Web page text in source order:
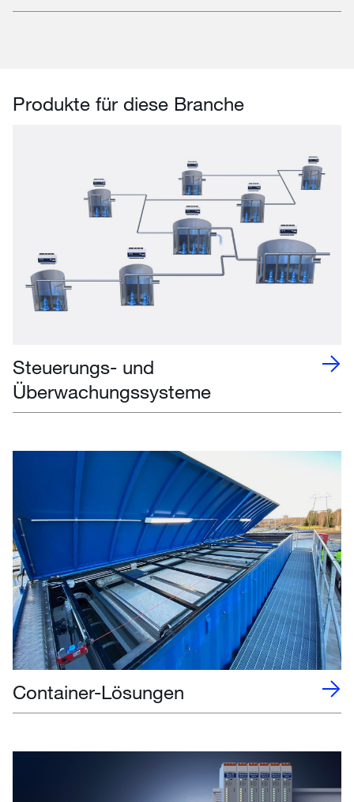
Produkte für diese Branche
Steuerungs- und
Überwachungssysteme
Container-Lösungen